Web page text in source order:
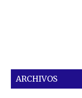
ARCHIVOS